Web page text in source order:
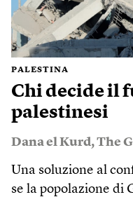
PALESTINA
Chi decide il
palestinesi
Dana el Kurd,The
Una soluzione al
se la popolazione di